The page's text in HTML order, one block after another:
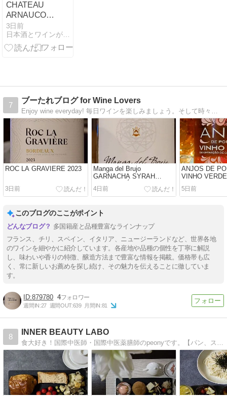
CHATEAU
ARNAUCOSSE
BORDEAUX
MILLÉSIME
2022
3日前
日本酒とワインが好き
7
ブーたれブログ for Wine Lovers
Enjoy wine everyday! 毎日ワインを楽しみましょう。そして時々、政治や経済もコメントしましょうか。海水魚の水槽もよろしく！
ROC LA GRAVIÈRE 2023
3日前
Manga del Brujo
GARNACHA SYRAH
PROVECHÓN MAZUELO
2022
4日前
ANJOS DE
VINHO
5日前
このブログのここがポイント
多国籍産と品種豊富なラインナップ
フランス、チリ、スペイン、イタリア、ニュージーランドなど、世界各地
のワインを細やかに紹介しています。各産地や品種の個性を丁寧に解説
し、味わいや香りの特徴、醸造方法まで豊富な情報を掲載。価格帯も広
く、常に新しいお薦めを探し続け、その魅力を伝えることに徹していま
す。
879780 4
週間IN:27 週間OUT:639 月間IN:81
8
INNER BEAUTY LABO
食大好き！国際中医師・国際中医薬膳師のpeonyです。【パン、スイーツ、その他美味しいもの】【お菓子、パンなど粉モノ手作り】【逸品食材で楽しんだお料理、おうちごはん（しばしワインと♪）】など食探求を綴ります。